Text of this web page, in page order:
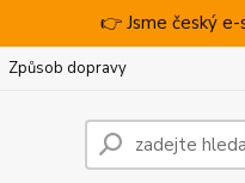
👉 Jsme český
Způsob dopravy